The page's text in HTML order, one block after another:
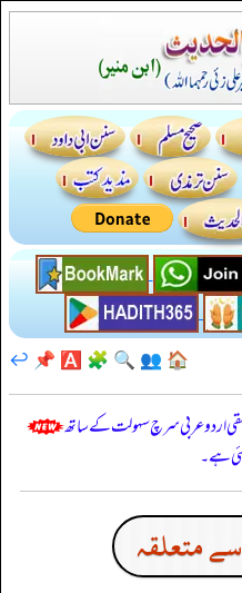
🏠
👥
🔍
🧩
🅰️
📌
↩️
اردو عربی سرچ سہولت کے ساتھ
ہے۔
متعلقہ